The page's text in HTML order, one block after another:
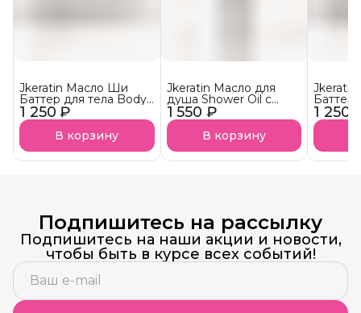
1 250 ₽
Jkeratin Масло Ши
Баттер для тела Body
Shea Butter с
ароматом клубничного
десерта СКОРО В
НАЛИЧИИ!
В корзину
1 550 ₽
Jkeratin Масло для
душа Shower Oil с
ароматом La Sultane
СКОРО В НАЛИЧИИ!
В корзину
1 250
Баттер
Shea
Подпишитесь на рассылку
Подпишитесь на наши акции и новости,
чтобы быть в курсе всех событий!